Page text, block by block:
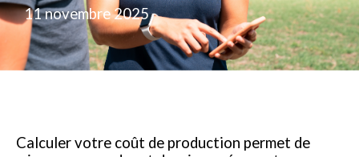
11 novembre 2025
Calculer votre coût de production permet de